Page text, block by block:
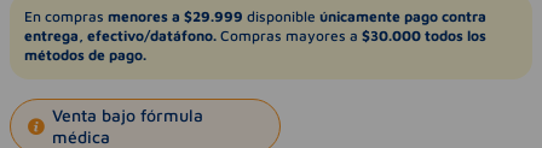
En compras menores a $29.999 disponible únicamente pago contra
entrega, efectivo/datáfono. Compras mayores a $30.000 todos los
métodos de pago.
Venta bajo fórmula
médica